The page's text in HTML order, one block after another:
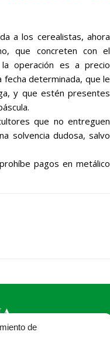
de
a los cerealistas, ahora
que concreten con el
operación es a precio
determinada, que le
y que estén presentes
que no entreguen
solvencia dudosa, salvo
pagos en metálico